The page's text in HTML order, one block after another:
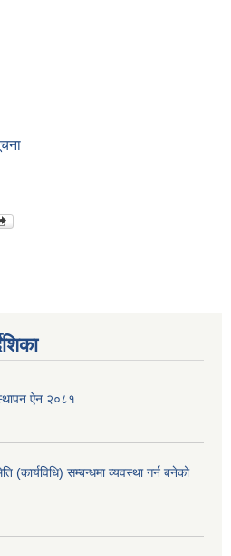
ऐन २०८१
(कार्यविधि) सम्बन्धमा व्यवस्था गर्न बनेको